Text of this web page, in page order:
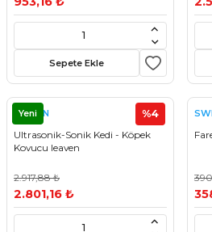
Kovucu Cihazlar
Cihazlar
Cihazlar
Tel ÇeşitleriSepete Ekle
Yeni
LEAVEN
Ultrasonik-Sonik Kedi - Köpek
Kovucu leaven
%4
2.917,88 ₺
2.801,16 ₺